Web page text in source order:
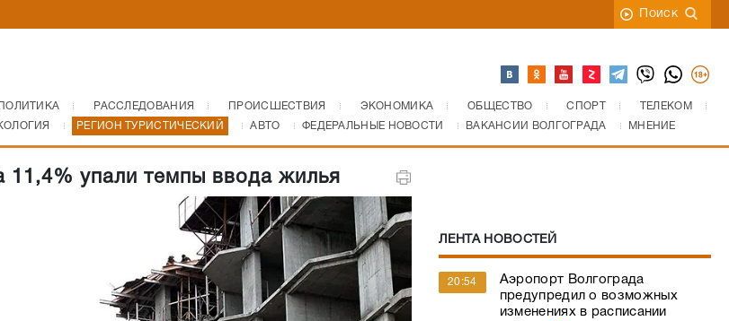
Поиск
ПОЛИТИКА РАССЛЕДОВАНИЯ ПРОИСШЕСТВИЯ ЭКОНОМИКА ОБЩЕСТВО СПОРТ
ТЕЛЕКОМ
РЕГИОН ТУРИСТИЧЕСКИЙ АВТО ФЕДЕРАЛЬНЫЕ НОВОСТИ ВАКАНСИИ ВОЛГОГРАДА МНЕНИЕ
11,4% упали темпы ввода жилья
ЛЕНТА НОВОСТЕЙ
20:54
Аэропорт Волгограда
предупредил о возможных
изменениях в расписании